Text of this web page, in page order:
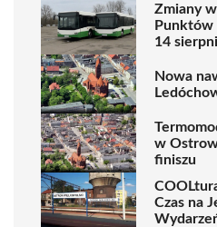
Zmiany
Punktów
14
Nowa
w
finiszu
Czas na